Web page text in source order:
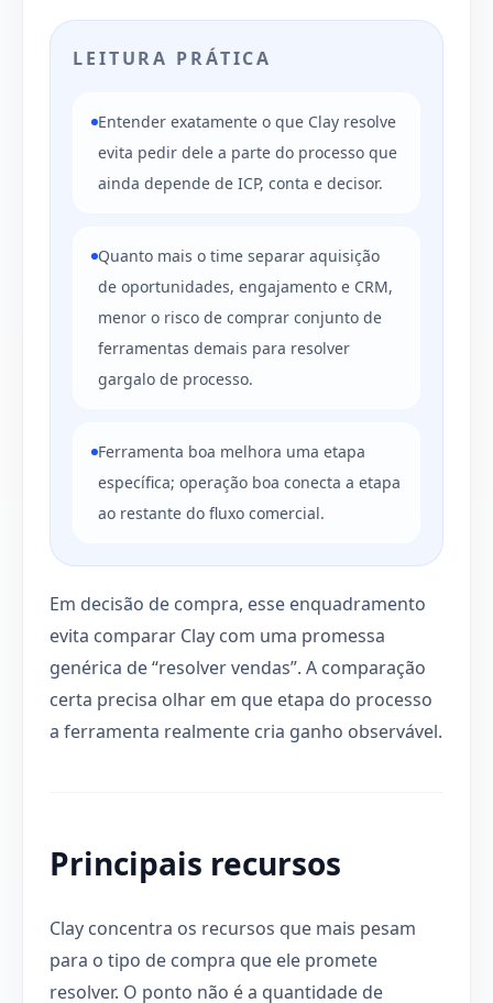
LEITURA PRÁTICA
Entender exatamente o que Clay resolve
evita pedir dele a parte do processo que
ainda depende de ICP, conta e decisor.
Quanto mais o time separar aquisição
de oportunidades, engajamento e CRM,
menor o risco de comprar conjunto de
ferramentas demais para resolver
gargalo de processo.
Ferramenta boa melhora uma etapa
específica; operação boa conecta a etapa
ao restante do fluxo comercial.
Em decisão de compra, esse enquadramento
evita comparar Clay com uma promessa
genérica de “resolver vendas”. A comparação
certa precisa olhar em que etapa do processo
a ferramenta realmente cria ganho observável.
Principais recursos
Clay concentra os recursos que mais pesam
para o tipo de compra que ele promete
resolver. O ponto não é a quantidade de